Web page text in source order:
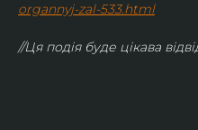
organnyj-zal-533.html
//Ця подія буде цікава